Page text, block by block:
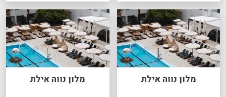
מלון נווה אילת מלון נווה אילת